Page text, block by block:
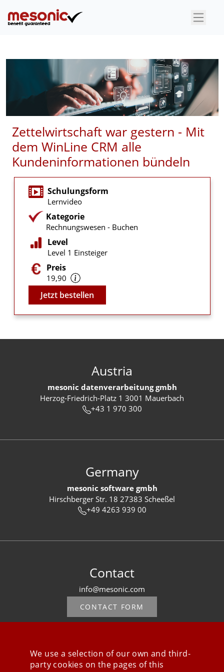
×
Zettelwirtschaft war gestern - Mit
dem WinLine CRM alle
Kundeninformationen bündeln
Schulungsform
Lernvideo
Kategorie
Rechnungswesen - Buchen
Level
Level 1 Einsteiger
Preis
19,90
Video
Jetzt bestellen
Austria
mesonic datenverarbeitung gmbh
Herzog-Friedrich-Platz 1 3001 Mauerbach
+43 1 970 300
Germany
mesonic software gmbh
Hirschberger Str. 18 27383 Scheeßel
+49 4263 939 00
Contact
info@mesonic.com
CONTACT FORM
We use a selection of our own and third-
party cookies on the pages of this